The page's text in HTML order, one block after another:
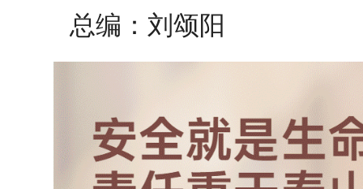
总编：刘颂阳